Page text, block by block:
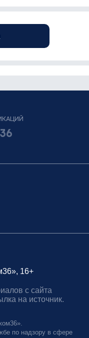
16+
с сайта
на источник.
по надзору в сфере